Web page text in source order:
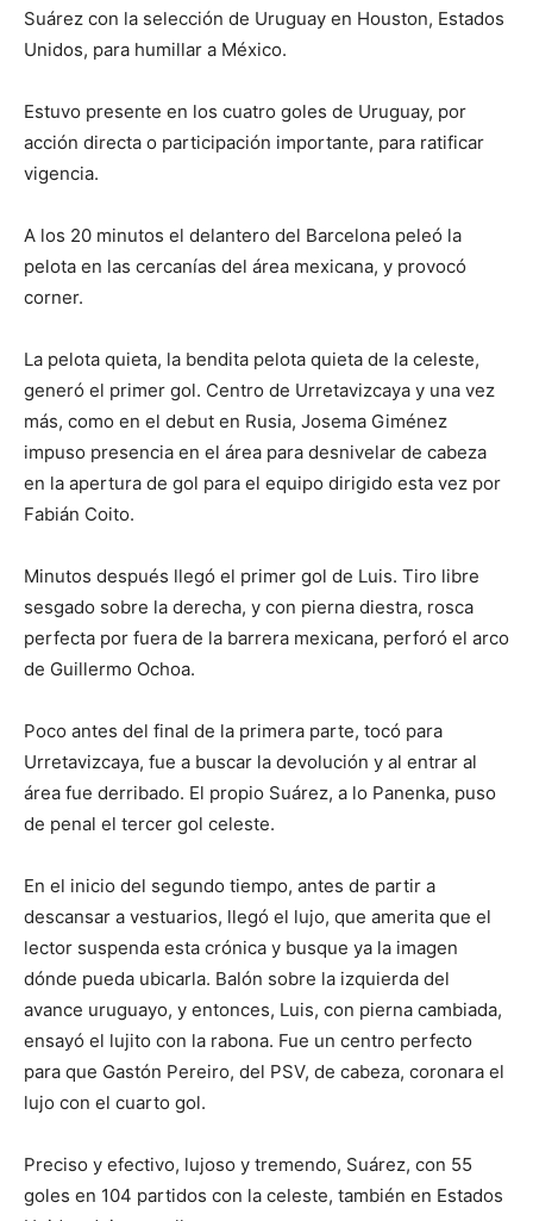
Suárez con la selección de Uruguay en Houston, Estados
Unidos, para humillar a México.
Estuvo presente en los cuatro goles de Uruguay, por
acción directa o participación importante, para ratificar
vigencia.
A los 20 minutos el delantero del Barcelona peleó la
pelota en las cercanías del área mexicana, y provocó
corner.
La pelota quieta, la bendita pelota quieta de la celeste,
generó el primer gol. Centro de Urretavizcaya y una vez
más, como en el debut en Rusia, Josema Giménez
impuso presencia en el área para desnivelar de cabeza
en la apertura de gol para el equipo dirigido esta vez por
Fabián Coito.
Minutos después llegó el primer gol de Luis. Tiro libre
sesgado sobre la derecha, y con pierna diestra, rosca
perfecta por fuera de la barrera mexicana, perforó el arco
de Guillermo Ochoa.
Poco antes del final de la primera parte, tocó para
Urretavizcaya, fue a buscar la devolución y al entrar al
área fue derribado. El propio Suárez, a lo Panenka, puso
de penal el tercer gol celeste.
En el inicio del segundo tiempo, antes de partir a
descansar a vestuarios, llegó el lujo, que amerita que el
lector suspenda esta crónica y busque ya la imagen
dónde pueda ubicarla. Balón sobre la izquierda del
avance uruguayo, y entonces, Luis, con pierna cambiada,
ensayó el lujito con la rabona. Fue un centro perfecto
para que Gastón Pereiro, del PSV, de cabeza, coronara el
lujo con el cuarto gol.
Preciso y efectivo, lujoso y tremendo, Suárez, con 55
goles en 104 partidos con la celeste, también en Estados